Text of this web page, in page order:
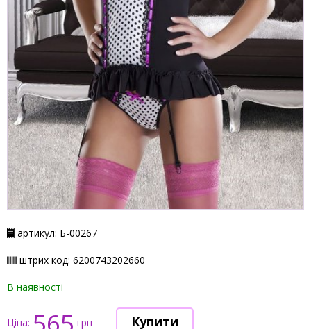
артикул: Б-00267
штрих код: 6200743202660
В наявності
Ціна: грн